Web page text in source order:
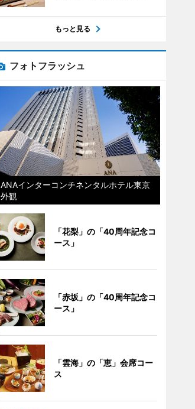
もっと見る
フォトフラッシュ
ANAインターコンチネンタルホテル東京
外観
「花梨」の「40周年記念コ
ース」
「赤坂」の「40周年記念コ
ース」
「雲海」の「恵」会席コー
ス